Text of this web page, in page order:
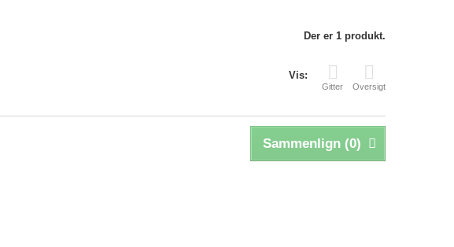
Der er 1 produkt.
Vis:
Gitter Oversigt
Sammenlign (0)